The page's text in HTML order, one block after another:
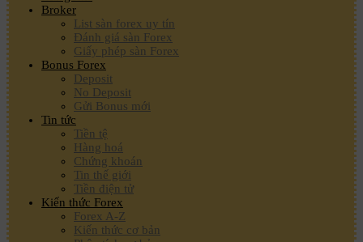
Broker
List sàn forex uy tín
Đánh giá sàn Forex
Giấy phép sàn Forex
Bonus Forex
Deposit
No Deposit
Gửi Bonus mới
Tin tức
Tiền tệ
Hàng hoá
Chứng khoán
Tin thế giới
Tiền điện tử
Kiến thức Forex
Forex A-Z
Kiến thức cơ bản